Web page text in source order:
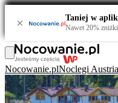
× Taniej w
Nawet 20%
Nocowanie.plNoclegi Austria